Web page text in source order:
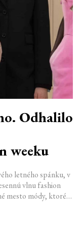
Odhalilo
weeku
letného spánku, v
vlnu fashion
mesto módy, ktoré
pozornosť však